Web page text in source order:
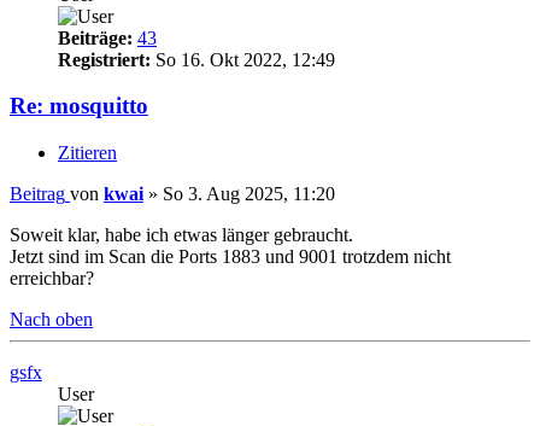
Beiträge: 43
Registriert: So 16. Okt 2022, 12:49
Re: mosquitto
Zitieren
Beitrag von kwai » So 3. Aug 2025, 11:20
Soweit klar, habe ich etwas länger gebraucht.
Jetzt sind im Scan die Ports 1883 und 9001 trotzdem nicht
erreichbar?
Nach oben
gsfx
User